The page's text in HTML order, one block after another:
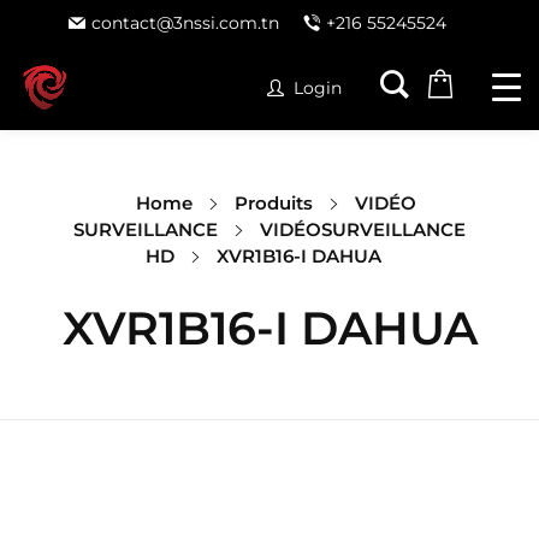
contact@3nssi.com.tn +216 55245524
Login
Home Produits
VIDÉO
SURVEILLANCE
VIDÉOSURVEILLANCE
HD
XVR1B16-I DAHUA
XVR1B16-I DAHUA